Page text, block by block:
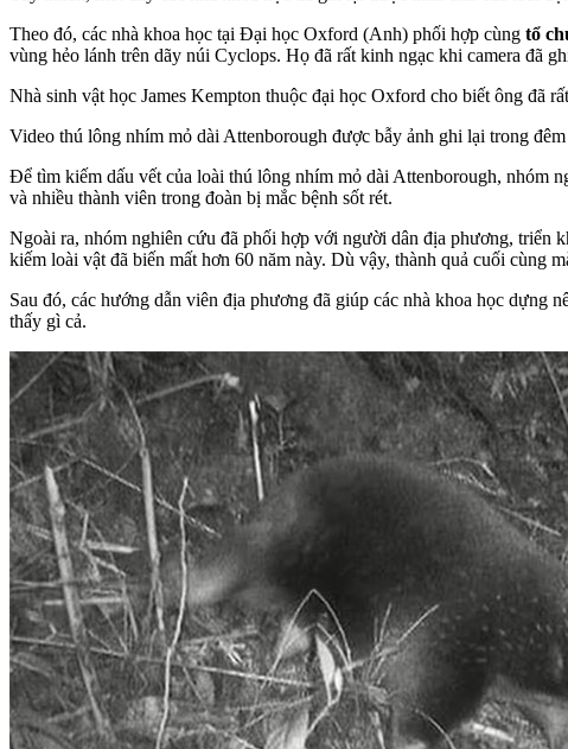
Theo đó, các nhà khoa học tại Đại học Oxford (Anh) phối hợp cùng tổ
vùng hẻo lánh trên dãy núi Cyclops. Họ đã rất kinh ngạc khi camera đã
Nhà sinh vật học James Kempton thuộc đại học Oxford cho biết ông đã
Video thú lông nhím mỏ dài Attenborough được bẫy ảnh ghi lại trong
Để tìm kiếm dấu vết của loài thú lông nhím mỏ dài Attenborough, nhóm
và nhiều thành viên trong đoàn bị mắc bệnh sốt rét.
Ngoài ra, nhóm nghiên cứu đã phối hợp với người dân địa phương, triển
kiếm loài vật đã biến mất hơn 60 năm này. Dù vậy, thành quả cuối cùng
Sau đó, các hướng dẫn viên địa phương đã giúp các nhà khoa học
thấy gì cả.